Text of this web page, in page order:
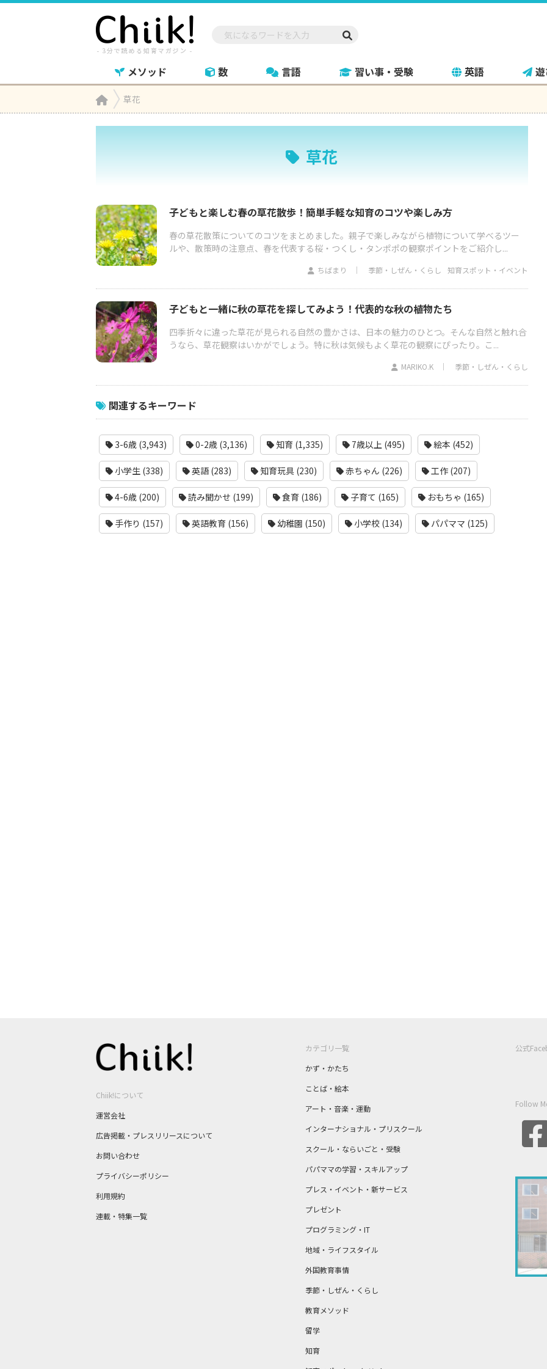
メソッド 数 言語 習い事・受験 英語
Home草花
草花
子どもと楽しむ春の草花散歩！簡単手軽な知育のコツや楽しみ方
春の草花散策についてのコツをまとめました。親子で楽しみながら植物について学べるツー
ルや、散策時の注意点、春を代表する桜・つくし・タンポポの観察ポイントをご紹介し...
ちばまり 季節・しぜん・くらし 知育スポット・イベント
子どもと一緒に秋の草花を探してみよう！代表的な秋の植物たち
四季折々に違った草花が見られる自然の豊かさは、日本の魅力のひとつ。そんな自然と触れ合
うなら、草花観察はいかがでしょう。特に秋は気候もよく草花の観察にぴったり。こ...
MARIKO.K 季節・しぜん・くらし
関連するキーワード
3-6歳 (3,943) 0-2歳 (3,136) 知育 (1,335) 7歳以上 (495) 絵本 (452)
小学生 (338) 英語 (283) 知育玩具 (230) 赤ちゃん (226) 工作 (207)
4-6歳 (200) 読み聞かせ (199) 食育 (186) 子育て (165) おもちゃ (165)
手作り (157) 英語教育 (156) 幼稚園 (150) 小学校 (134) パパママ (125)
Chiik!について
運営会社
広告掲載・プレスリリースについて
お問い合わせ
プライバシーポリシー
利用規約
連載・特集一覧
カテゴリ一覧
かず・かたち
ことば・絵本
アート・音楽・運動
インターナショナル・プリスクール
スクール・ならいごと・受験
パパママの学習・スキルアップ
プレス・イベント・新サービス
プレゼント
プログラミング・IT
地域・ライフスタイル
外国教育事情
季節・しぜん・くらし
教育メソッド
留学
知育
公式
Follow